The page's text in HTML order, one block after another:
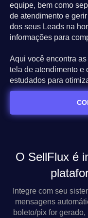
equipe, bem como
de atendimento e
dos seus Leads na
informações para
Aqui você encontra
tela de atendimento e
estudados para
O SellFlux é
Integre com seu
mensagens
boleto/pix for